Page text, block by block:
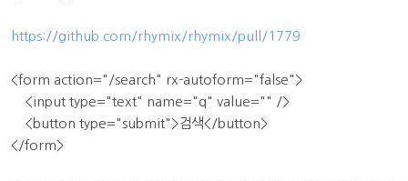
https://github.com/rhymix/rhymix/pull/1779
<form action="/search" rx-autoform="false">
<input type="text" name="q" value="" />
<button type="submit">검색</button>
</form>